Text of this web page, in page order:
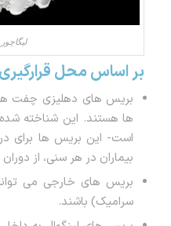
بر اساس محل
بریس های دهلیزی چفت
ها هستند. این شناخته
است- این بریس ها برای
بیماران در هر سنی، از
بریس های خارجی می
سرامیک) باشند.